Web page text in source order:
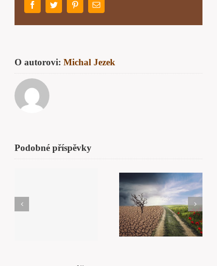
FacebookTwitter PinterestE-
mail
O autorovi: Michal Jezek
Podobné příspěvky
Komunikace
boří všechny
hradby